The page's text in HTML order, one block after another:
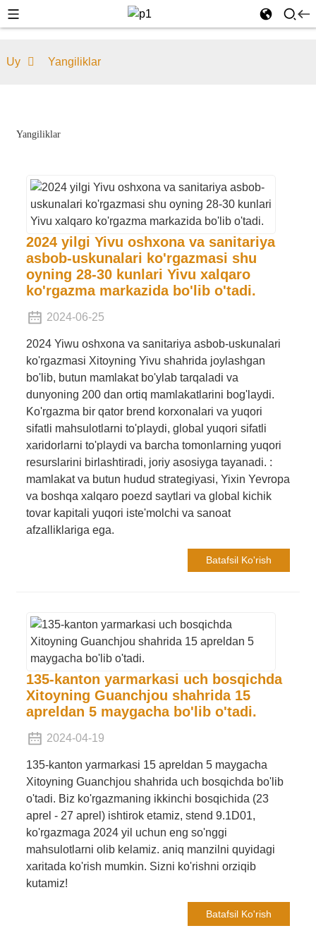
Uy Yangiliklar
Yangiliklar
2024 yilgi Yivu oshxona va sanitariya
asbob-uskunalari ko'rgazmasi shu
oyning 28-30 kunlari Yivu xalqaro
ko'rgazma markazida bo'lib o'tadi.
2024-06-25
2024 Yiwu oshxona va sanitariya asbob-uskunalari
ko'rgazmasi Xitoyning Yivu shahrida joylashgan
bo'lib, butun mamlakat bo'ylab tarqaladi va
dunyoning 200 dan ortiq mamlakatlarini bog'laydi.
Ko'rgazma bir qator brend korxonalari va yuqori
sifatli mahsulotlarni to'playdi, global yuqori sifatli
xaridorlarni to'playdi va barcha tomonlarning yuqori
resurslarini birlashtiradi, joriy asosiyga tayanadi. :
mamlakat va butun hudud strategiyasi, Yixin Yevropa
va boshqa xalqaro poezd saytlari va global kichik
tovar kapitali yuqori iste'molchi va sanoat
afzalliklariga ega.
Batafsil Ko'rish
135-kanton yarmarkasi uch bosqichda
Xitoyning Guanchjou shahrida 15
apreldan 5 maygacha bo'lib o'tadi.
2024-04-19
135-kanton yarmarkasi 15 apreldan 5 maygacha
Xitoyning Guanchjou shahrida uch bosqichda bo'lib
o'tadi. Biz ko'rgazmaning ikkinchi bosqichida (23
aprel - 27 aprel) ishtirok etamiz, stend 9.1D01,
ko'rgazmaga 2024 yil uchun eng so'nggi
mahsulotlarni olib kelamiz. aniq manzilni quyidagi
xaritada ko'rish mumkin. Sizni ko'rishni orziqib
kutamiz!
Batafsil Ko'rish